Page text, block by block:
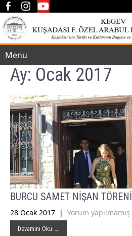
Menu
Ay: Ocak 2017
BURCU SAMET NİŞAN TÖRENİ
28 Ocak 2017 | Yorum yapılmamış
Devamını Oku →